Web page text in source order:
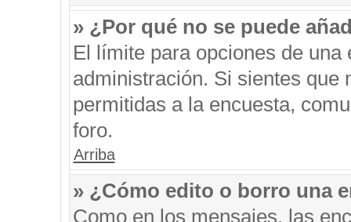
» ¿Por qué no se puede
El límite para opciones de una
administración. Si sientes que
permitidas a la encuesta,
foro.
Arriba
» ¿Cómo edito o borro una
Como en los mensajes, las